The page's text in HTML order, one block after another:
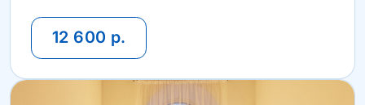
12 600 р.